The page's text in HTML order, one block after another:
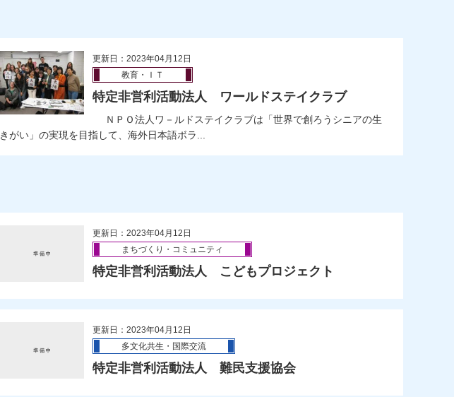
更新日：2023年04月12日
教育・ＩＴ
特定非営利活動法人 ワールドステイクラブ
ＮＰＯ法人ワ－ルドステイクラブは「世界で創ろうシニアの生
きがい」の実現を目指して、海外日本語ボラ...
更新日：2023年04月12日
まちづくり・コミュニティ
特定非営利活動法人 こどもプロジェクト
更新日：2023年04月12日
多文化共生・国際交流
特定非営利活動法人 難民支援協会